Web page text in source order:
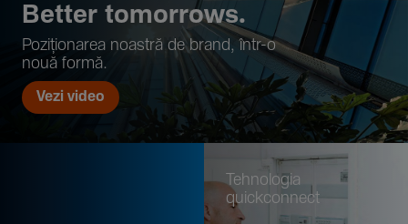
Better tomor­rows.
Pozi­țio­narea noastră de brand, într-o
nouă formă.
Vezi video
Tehno­logia
quickconnect